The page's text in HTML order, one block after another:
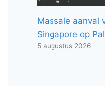
Massale aanval
Singapore op
5 augustus 2026